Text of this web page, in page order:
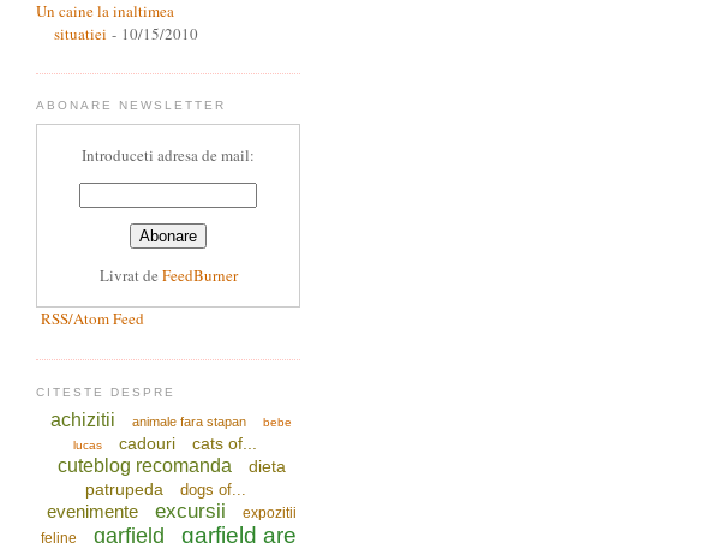
Un caine la inaltimea
situatiei - 10/15/2010
ABONARE NEWSLETTER
Introduceti adresa de mail:
Livrat de FeedBurner
RSS/Atom Feed
CITESTE DESPRE
achizitii animale fara stapan
bebe
lucas
cadouri cats of...
cuteblog recomanda
dieta
patrupeda
dogs of...
evenimente excursii
expozitii
feline
garfield
garfield are